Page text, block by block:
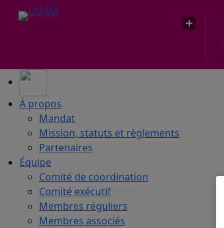
À propos
Mandat
Mission, statuts et règlements
Partenaires
Équipe
Comité de coordination
Comité exécutif
Membres réguliers
Membres associés